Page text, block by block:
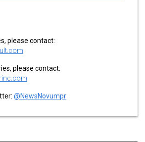
please contact:
please contact:
@NewsNovumpr